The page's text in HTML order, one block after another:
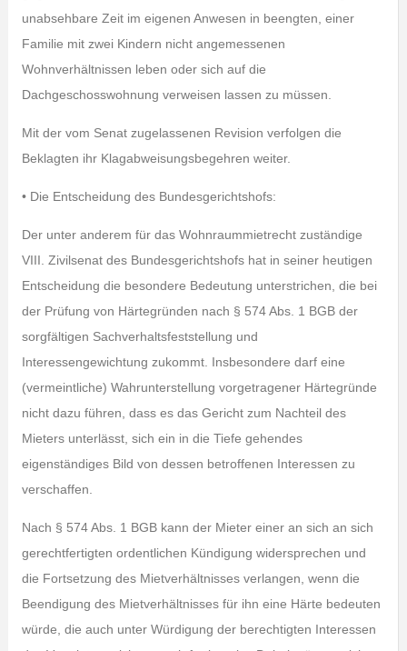
unabsehbare Zeit im eigenen Anwesen in beengten, einer
Familie mit zwei Kindern nicht angemessenen
Wohnverhältnissen leben oder sich auf die
Dachgeschosswohnung verweisen lassen zu müssen.
Mit der vom Senat zugelassenen Revision verfolgen die
Beklagten ihr Klagabweisungsbegehren weiter.
• Die Entscheidung des Bundesgerichtshofs:
Der unter anderem für das Wohnraummietrecht zuständige
VIII. Zivilsenat des Bundesgerichtshofs hat in seiner heutigen
Entscheidung die besondere Bedeutung unterstrichen, die bei
der Prüfung von Härtegründen nach § 574 Abs. 1 BGB der
sorgfältigen Sachverhaltsfeststellung und
Interessengewichtung zukommt. Insbesondere darf eine
(vermeintliche) Wahrunterstellung vorgetragener Härtegründe
nicht dazu führen, dass es das Gericht zum Nachteil des
Mieters unterlässt, sich ein in die Tiefe gehendes
eigenständiges Bild von dessen betroffenen Interessen zu
verschaffen.
Nach § 574 Abs. 1 BGB kann der Mieter einer an sich an sich
gerechtfertigten ordentlichen Kündigung widersprechen und
die Fortsetzung des Mietverhältnisses verlangen, wenn die
Beendigung des Mietverhältnisses für ihn eine Härte bedeuten
würde, die auch unter Würdigung der berechtigten Interessen